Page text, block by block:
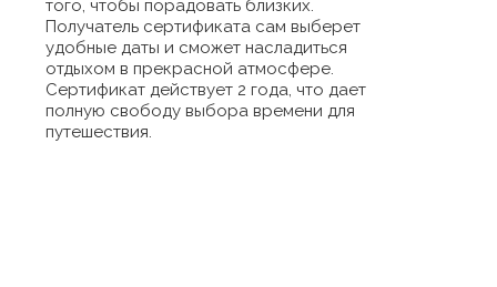
того, чтобы порадовать близких.
Получатель сертификата сам выберет
удобные даты и сможет насладиться
отдыхом в прекрасной атмосфере.
Сертификат действует 2 года, что дает
полную свободу выбора времени для
путешествия.